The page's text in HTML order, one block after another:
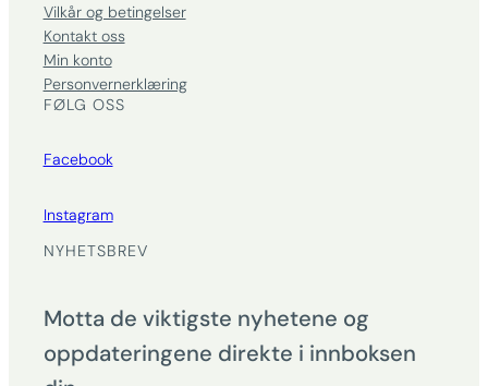
Vilkår og betingelser
Kontakt oss
Min konto
Personvernerklæring
FØLG OSS
Facebook
Instagram
NYHETSBREV
Motta de viktigste nyhetene og
oppdateringene direkte i innboksen